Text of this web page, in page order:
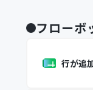
フローボ
行が追